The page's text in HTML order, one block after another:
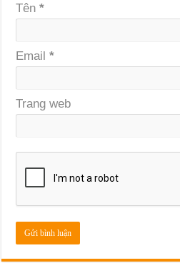
Tên*
Email*
Trang web